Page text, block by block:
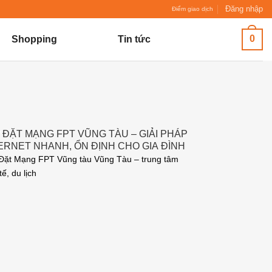
Điểm giao dịch Đăng nhập
Shopping Tin tức 0
ĐẶT MẠNG FPT VŨNG TÀU – GIẢI PHÁP
NHANH, ỔN ĐỊNH CHO GIA ĐÌNH
NGHIỆP
Mạng FPT Vũng tàu Vũng Tàu – trung tâm
du lịch